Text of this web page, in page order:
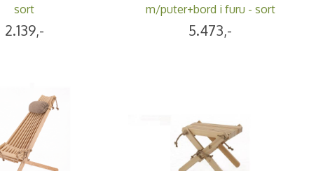
sort
2.139,-
m/puter+bord i furu - sort
5.473,-